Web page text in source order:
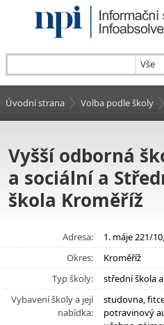
Úvodní strana Volba podle školy
Vyšší odborná
a sociální a
škola Kroměříž
Adresa:
1. máje 221/
Okres:
Kroměříž
Typ školy:
střední škola
Vybavení školy a její
nabídka:
studovna,
potravinový